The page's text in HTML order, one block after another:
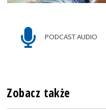
PODCAST AUDIO
Zobacz także